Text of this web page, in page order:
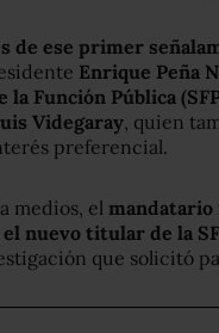
de ese primer
Enrique Peña
la Función Pública
Videgaray, quien
preferencial.
medios, el
el nuevo titular de la
que solicitó